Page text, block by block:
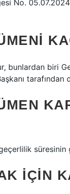
No.
bunlardan biri
süresinin
IÇIN